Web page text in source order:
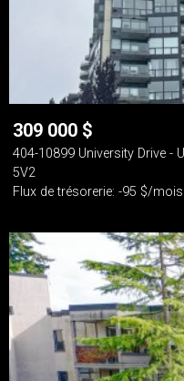
309 000 $
404-10899 University Drive -
5V2
Flux de trésorerie: -95 $/mois